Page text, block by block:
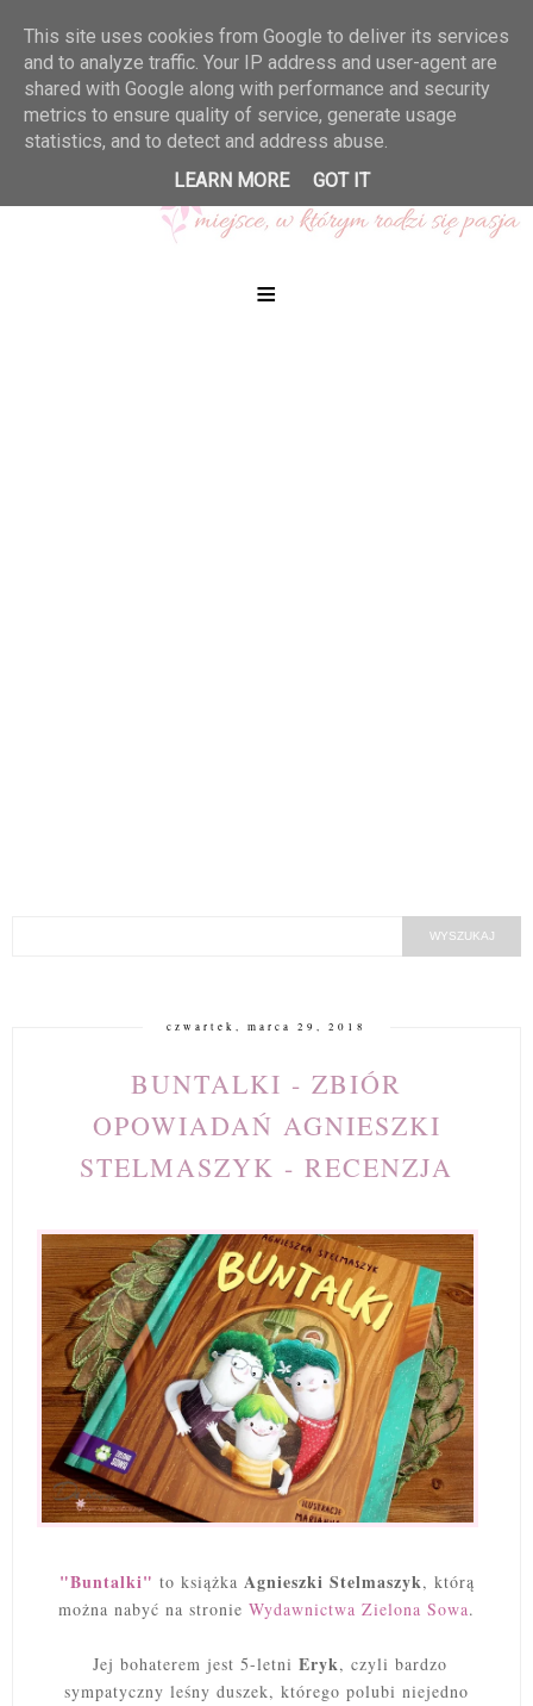
≡
czwartek, marca 29, 2018
BUNTALKI - ZBIÓR
OPOWIADAŃ AGNIESZKI
STELMASZYK - RECENZJA
"Buntalki" to książka Agnieszki Stelmaszyk, którą
można nabyć na stronie Wydawnictwa Zielona Sowa.
Jej bohaterem jest 5-letni Eryk, czyli bardzo
sympatyczny leśny duszek, którego polubi niejedno
This site uses cookies from Google to deliver its services
and to analyze traffic. Your IP address and user-agent are
shared with Google along with performance and security
metrics to ensure quality of service, generate usage
statistics, and to detect and address abuse.
LEARN MORE
GOT IT